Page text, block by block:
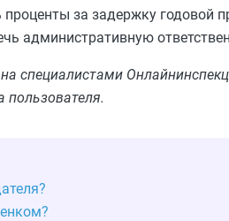
за задержку годовой
административную
специалистами
пользователя.